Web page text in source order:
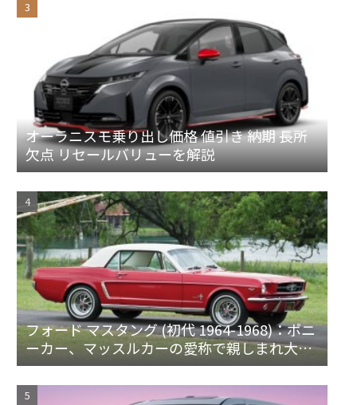
オーラニスモ乗り出し価格 値引き 納期 長所
欠点 リセールバリューを解説
フォード マスタング (初代 1964-1968)：ポニ
ーカー、マッスルカーの愛称で親しまれ大ヒ
ット